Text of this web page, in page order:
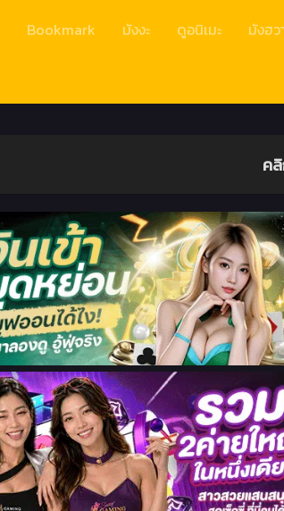
Bookmark มังงะ ดูอนิเมะ มังฮว
ค